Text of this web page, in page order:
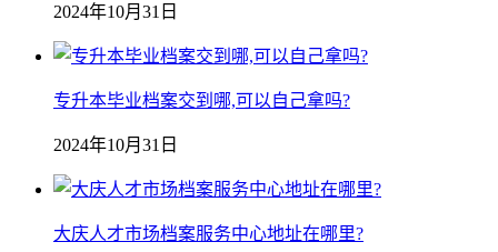
2024年10月31日
专升本毕业档案交到哪,可以自己拿吗?
2024年10月31日
大庆人才市场档案服务中心地址在哪里?